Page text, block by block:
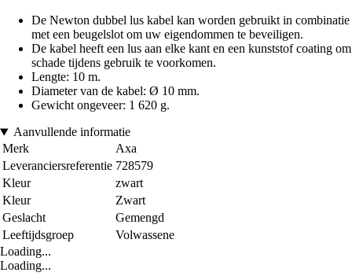
De Newton dubbel lus kabel kan worden gebruikt in combinatie
met een beugelslot om uw eigendommen te beveiligen.
De kabel heeft een lus aan elke kant en een kunststof coating om
schade tijdens gebruik te voorkomen.
Lengte: 10 m.
Diameter van de kabel: Ø 10 mm.
Gewicht ongeveer: 1 620 g.
Aanvullende informatie
Merk
Axa
Leveranciersreferentie 728579
Kleur
zwart
Kleur
Zwart
Geslacht
Gemengd
Leeftijdsgroep
Volwassene
Loading...
Loading...